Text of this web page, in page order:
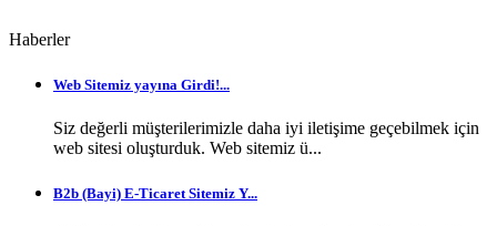
Haberler
Web Sitemiz yayına Girdi!...
Siz değerli müşterilerimizle daha iyi iletişime geçebilmek için
web sitesi oluşturduk. Web sitemiz ü...
B2b (Bayi) E-Ticaret Sitemiz Y...